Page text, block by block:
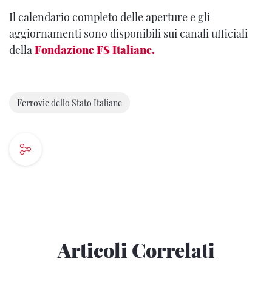
Il calendario completo delle aperture e gli
aggiornamenti sono disponibili sui canali ufficiali
della Fondazione FS Italiane.
Ferrovie dello Stato Italiane
Articoli Correlati